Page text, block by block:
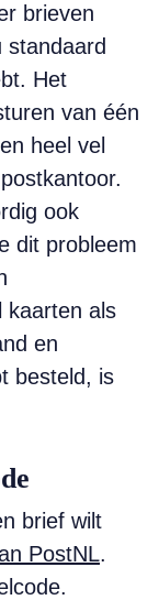
brieven
Het
van één
heel vel
ook
dit probleem
kaarten als
en
besteld, is
brief wilt
PostNL.